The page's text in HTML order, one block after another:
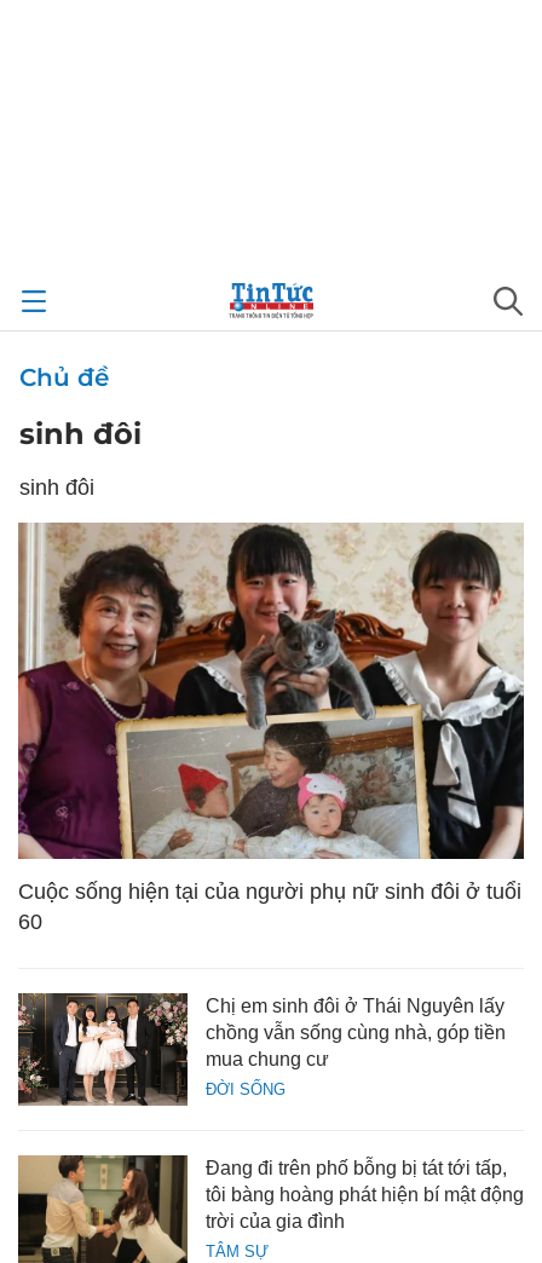
Chủ đề
sinh đôi
sinh đôi
Cuộc sống hiện tại của người phụ nữ sinh đôi ở tuổi
60
ĐỜI SỐNG
Chị em sinh đôi ở Thái Nguyên lấy
chồng vẫn sống cùng nhà, góp tiền
mua chung cư
TÂM SỰ
Đang đi trên phố bỗng bị tát tới tấp,
tôi bàng hoàng phát hiện bí mật động
trời của gia đình